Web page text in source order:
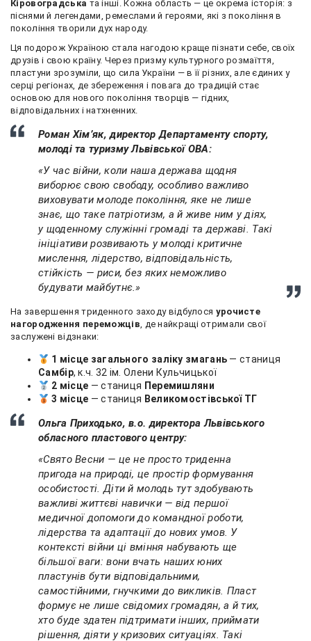
Кіровоградська та інші. Кожна область — це окрема історія: з
піснями й легендами, ремеслами й героями, які з покоління в
покоління творили дух народу.
Ця подорож Україною стала нагодою краще пізнати себе, своїх
друзів і свою країну. Через призму культурного розмаїття,
пластуни зрозуміли, що сила України — в її різних, але єдиних у
серці регіонах, де збереження і повага до традицій стає
основою для нового покоління творців — гідних,
відповідальних і натхненних.
Роман Хім’як, директор Департаменту спорту,
молоді та туризму Львівської ОВА:
«У час війни, коли наша держава щодня
виборює свою свободу, особливо важливо
виховувати молоде покоління, яке не лише
знає, що таке патріотизм, а й живе ним у діях,
у щоденному служінні громаді та державі. Такі
ініціативи розвивають у молоді критичне
мислення, лідерство, відповідальність,
стійкість — риси, без яких неможливо
будувати майбутнє.»
На завершення триденного заходу відбулося урочисте
нагородження переможців, де найкращі отримали свої
заслужені відзнаки:
1 місце загального заліку змагань — станиця
Самбір, к.ч. 32 ім. Олени Кульчицької
2 місце — станиця Перемишляни
3 місце — станиця Великомостівської ТГ
Ольга Приходько, в.о. директора Львівського
обласного пластового центру:
«Свято Весни — це не просто триденна
пригода на природі, це простір формування
особистості. Діти й молодь тут здобувають
важливі життєві навички — від першої
медичної допомоги до командної роботи,
лідерства та адаптації до нових умов. У
контексті війни ці вміння набувають ще
більшої ваги: вони вчать наших юних
пластунів бути відповідальними,
самостійними, гнучкими до викликів. Пласт
формує не лише свідомих громадян, а й тих,
хто буде здатен підтримати інших, приймати
рішення, діяти у кризових ситуаціях. Такі